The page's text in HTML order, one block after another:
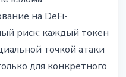
на DeFi-
риск: каждый токен
точкой атаки
для конкретного